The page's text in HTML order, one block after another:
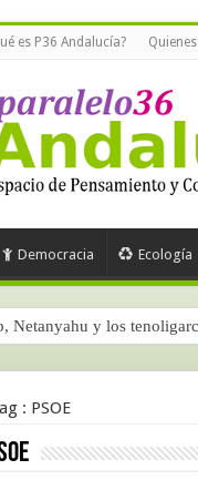
es P36 Andalucía?
Democracia Ecología
Netanyahu y los
: PSOE